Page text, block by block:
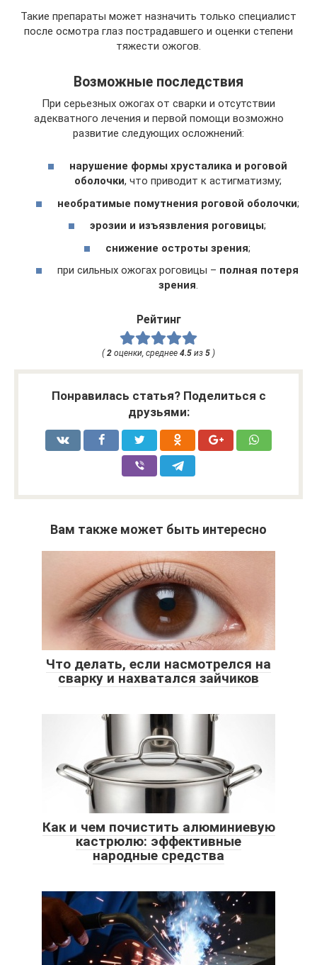
Такие препараты может назначить только специалист
после осмотра глаз пострадавшего и оценки степени
тяжести ожогов.
Возможные последствия
При серьезных ожогах от сварки и отсутствии
адекватного лечения и первой помощи возможно
развитие следующих осложнений:
нарушение формы хрусталика и роговой
оболочки, что приводит к астигматизму;
необратимые помутнения роговой оболочки;
эрозии и изъязвления роговицы;
снижение остроты зрения;
при сильных ожогах роговицы – полная потеря
зрения.
Рейтинг
(2 оценки, среднее 4.5 из 5 )
Понравилась статья? Поделиться с
друзьями:
Вам также может быть интересно
Что делать, если насмотрелся на
сварку и нахватался зайчиков
Как и чем почистить алюминиевую
кастрюлю: эффективные
народные средства